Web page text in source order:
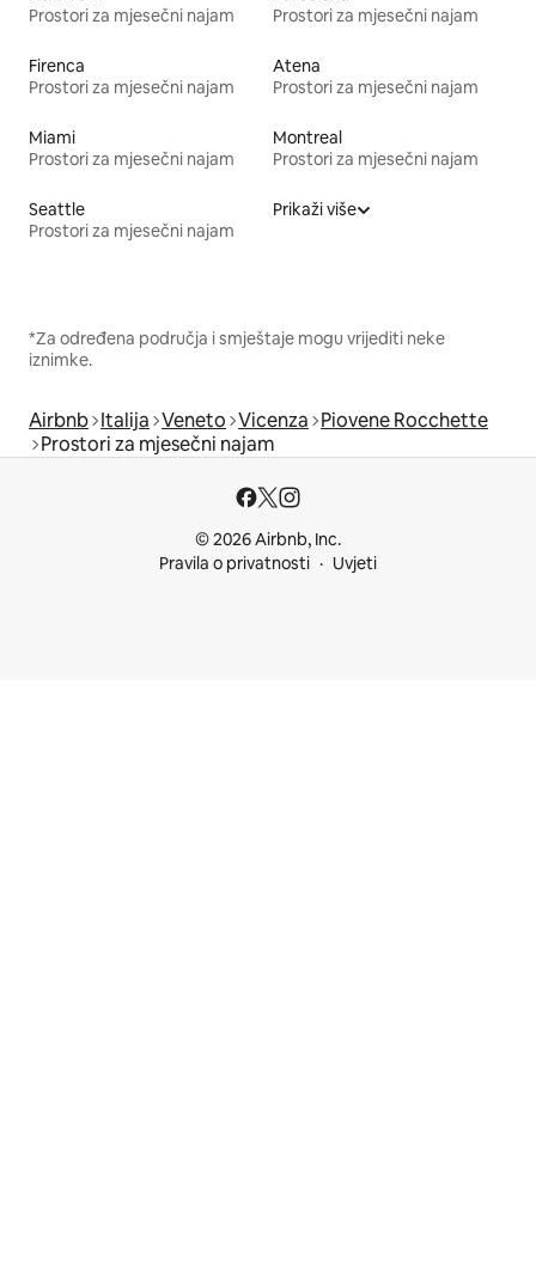
Prostori za mjesečni najam
Prostori za mjesečni najam
Firenca
Prostori za mjesečni najam
Atena
Prostori za mjesečni najam
Miami
Prostori za mjesečni najam
Montreal
Prostori za mjesečni najam
Seattle
Prostori za mjesečni najam
Prikaži više
*Za određena područja i smještaje mogu vrijediti neke
iznimke.
Airbnb Italija Veneto Vicenza Piovene Rocchette
Prostori za mjesečni najam
© 2026 Airbnb, Inc.
Pravila o privatnosti
Uvjeti